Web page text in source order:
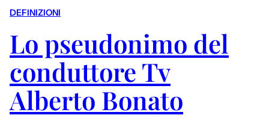
DEFINIZIONI
Lo pseudonimo del
conduttore Tv
Alberto Bonato